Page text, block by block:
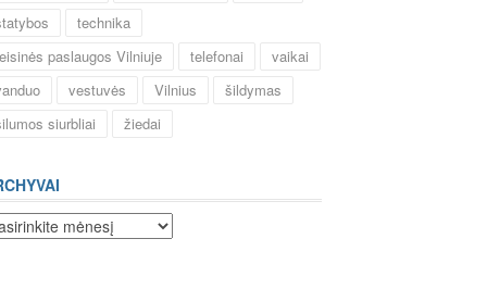
technika
paslaugos Vilniuje
telefonai
vaikai
vestuvės Vilnius
šildymas
siurbliai
žiedai